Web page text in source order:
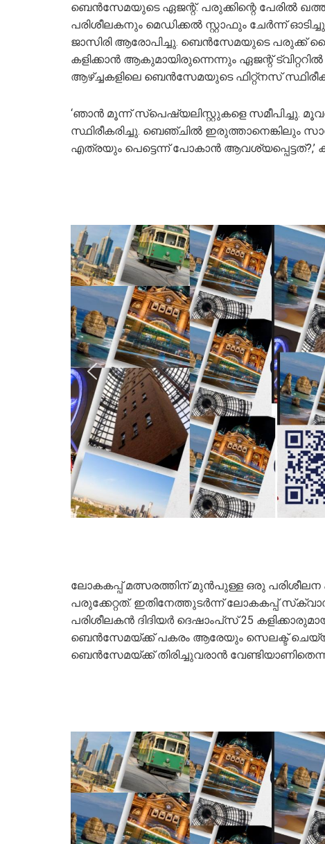
ബെന്‍സേമയുടെ ഏജന്റ്. പരുക്കിന്റെ പേരില്‍
പരിശീലകനും മെഡിക്കല്‍ സ്റ്റാഫും ചേര്‍ന്ന്
ജാസിരി ആരോപിച്ചു. ബെന്‍സേമയുടെ പരുക്ക്
കളിക്കാന്‍ ആകുമായിരുന്നെന്നും ഏജന്റ്
ആഴ്ച്ചകളിലെ ബെന്‍സേമയുടെ ഫിറ്റ്‌നസ്
‘ഞാന്‍ മൂന്ന് സ്‌പെഷ്യലിസ്റ്റുകളെ സമീപിച്ചു.
സ്ഥിരീകരിച്ചു. ബെഞ്ചില്‍ ഇരുത്താനെങ്കിലും
എത്രയും പെട്ടെന്ന് പോകാന്‍ ആവശ്യപ്പെട്ടത്?,’
ലോകകപ്പ് മത്സരത്തിന് മുന്‍പുള്ള ഒരു
പരുക്കേറ്റത്. ഇതിനേത്തുടര്‍ന്ന് ലോകകപ്പ്
പരിശീലകന്‍ ദിദിയര്‍ ദെഷാംപ്‌സ് 25
ബെന്‍സേമയ്ക്ക് പകരം ആരേയും സെലക്ട്
ബെന്‍സേമയ്ക്ക് തിരിച്ചുവരാന്‍